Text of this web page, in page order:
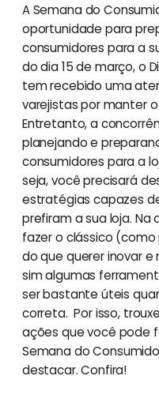
A Semana do
oportunidade para
consumidores para a
do dia 15 de março, o
tem recebido uma
varejistas por manter
Entretanto, a
planejando e
consumidores para a
seja, você precisará
estratégias capazes
prefiram a sua loja. Na
fazer o clássico
do que querer inovar e
sim algumas
ser bastante úteis
correta. Por isso,
ações que você pode
Semana do
destacar. Confira!